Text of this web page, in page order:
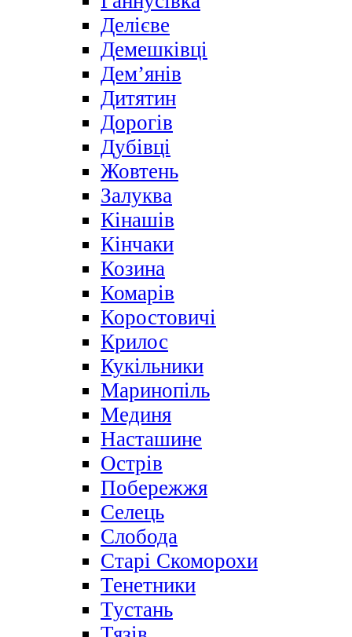
Делієве
Демешківці
Дем’янів
Дитятин
Дорогів
Дубівці
Жовтень
Залуква
Кінашів
Кінчаки
Козина
Комарів
Коростовичі
Крилос
Кукільники
Маринопіль
Мединя
Насташине
Острів
Побережжя
Селець
Слобода
Старі Скоморохи
Тенетники
Тустань